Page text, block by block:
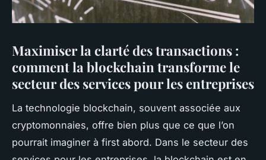
Maximiser la clarté des transactions :
comment la blockchain transforme le
secteur des services pour les entreprises
La technologie blockchain, souvent associée aux
cryptomonnaies, offre bien plus que ce que l’on
pourrait imaginer à first abord. Dans le secteur des